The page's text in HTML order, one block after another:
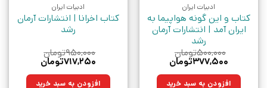
ادبیات ایران
کتاب و این گونه هواپیما به
ایران آمد | انتشارات آرمان
رشد
۵۰۰,۰۰۰تومان
قیمت
۵۰۰,۰۰۰تومان
۳۷۷,۵۰۰تومان
۳۷۷,۵۰۰تومان.افزودن به سبد خرید
ادبیات ایران
کتاب اخرانا | انتشارات آرمان
رشد
۹۵۰,۰۰۰تومان
قیمت
۹۵۰,۰۰۰تومان
۷۱۷,۲۵۰تومان
۷۱۷,۲۵۰تومان.افزودن به سبد خرید